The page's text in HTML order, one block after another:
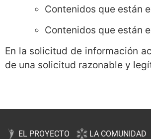
Contenidos que están
Contenidos que están
En la solicitud de información
de una solicitud razonable y
EL PROYECTO LA COMUNIDAD